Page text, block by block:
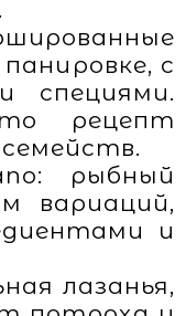
с
специями.
рецепт
рыбный
вариаций,
и
лазанья,